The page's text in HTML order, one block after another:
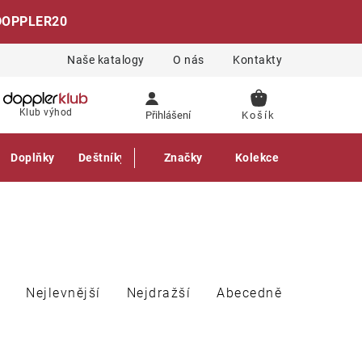
Naše katalogy O nás Kontakty
Klub výhod Přihlášení
NÁKUPNÍ
Doplňky Deštníky Gastro produkty
Značky Kolekce
Nejlevnější Nejdražší Abecedně